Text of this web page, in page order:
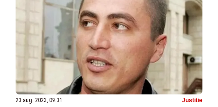
23 aug. 2023, 09:31 Justitie